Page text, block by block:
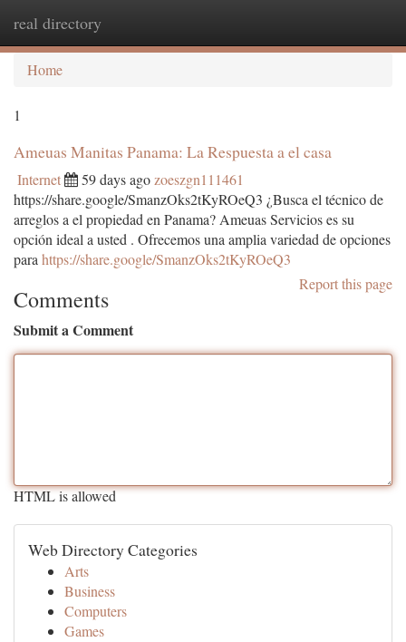
real directory
Home
1
Ameuas Manitas Panama: La Respuesta a el casa
Internet 59 days ago zoeszgn111461
https://share.google/SmanzOks2tKyROeQ3 ¿Busca el técnico de
arreglos a el propiedad en Panama? Ameuas Servicios es su
opción ideal a usted . Ofrecemos una amplia variedad de opciones
para https://share.google/SmanzOks2tKyROeQ3
Report this page
Comments
Submit a Comment
HTML is allowed
Web Directory Categories
Arts
Business
Computers
Games